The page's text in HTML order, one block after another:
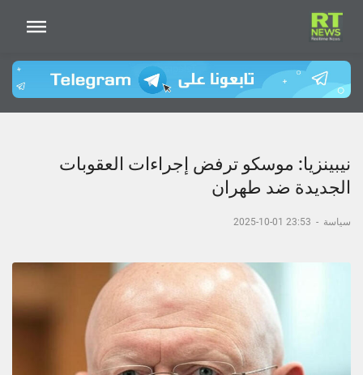
نيبينزيا: موسكو ترفض إجراءات العقوبات
الجديدة ضد طهران
سياسة -
23:53 01-10-2025